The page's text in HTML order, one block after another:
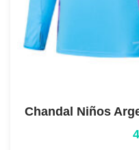
Chandal Niños